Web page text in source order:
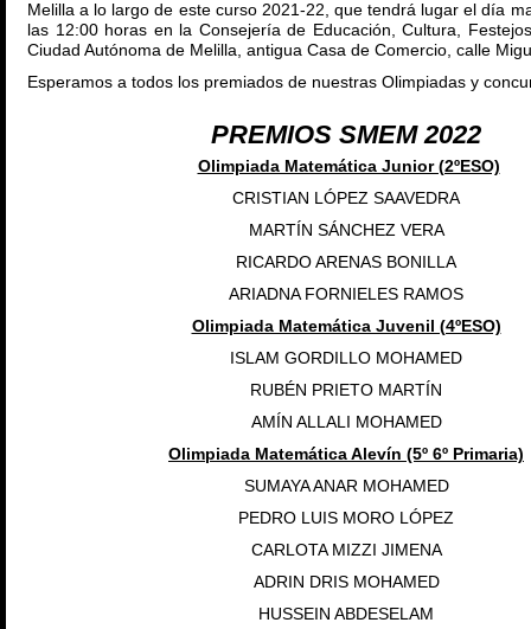
Melilla a lo largo de este curso 2021-22, que tendrá lugar el día
las 12:00 horas en la Consejería de Educación, Cultura,
Ciudad Autónoma de Melilla, antigua Casa de Comercio, calle
Esperamos a todos los premiados de nuestras Olimpiadas y
PREMIOS SMEM 2022
Olimpiada Matemática Junior (2ºESO)
CRISTIAN LÓPEZ SAAVEDRA
MARTÍN SÁNCHEZ VERA
RICARDO ARENAS BONILLA
ARIADNA FORNIELES RAMOS
Olimpiada Matemática Juvenil (4ºESO)
ISLAM GORDILLO MOHAMED
RUBÉN PRIETO MARTÍN
AMÍN ALLALI MOHAMED
Olimpiada Matemática Alevín (5º 6º Primaria)
SUMAYA ANAR MOHAMED
PEDRO LUIS MORO LÓPEZ
CARLOTA MIZZI JIMENA
ADRIN DRIS MOHAMED
HUSSEIN ABDESELAM